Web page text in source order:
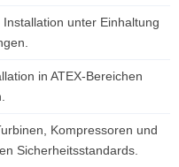
unter Einhaltung
in ATEX-Bereichen
Kompressoren und
Sicherheitsstandards.